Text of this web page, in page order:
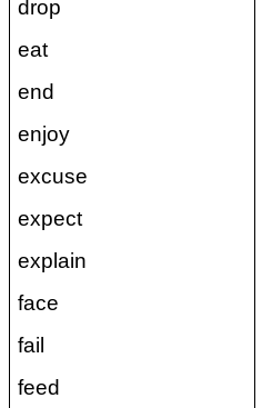
drop
eat
end
enjoy
excuse
expect
explain
face
fail
feed